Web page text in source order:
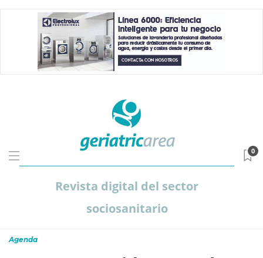
Revista digital del sector
sociosanitario
0
Agenda